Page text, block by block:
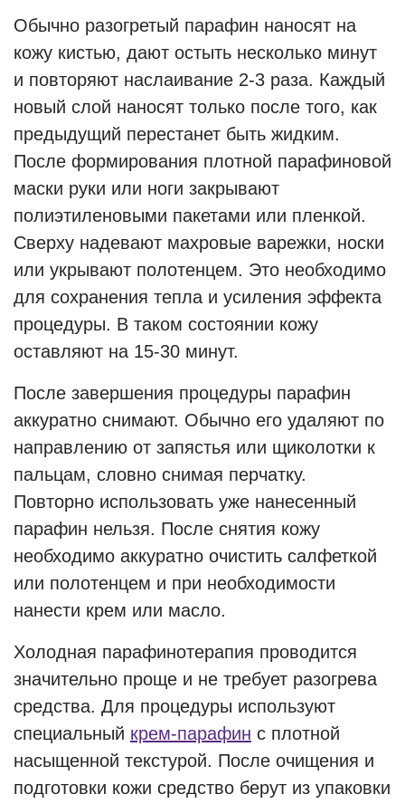
Обычно разогретый парафин наносят на
кожу кистью, дают остыть несколько минут
и повторяют наслаивание 2-3 раза. Каждый
новый слой наносят только после того, как
предыдущий перестанет быть жидким.
После формирования плотной парафиновой
маски руки или ноги закрывают
полиэтиленовыми пакетами или пленкой.
Сверху надевают махровые варежки, носки
или укрывают полотенцем. Это необходимо
для сохранения тепла и усиления эффекта
процедуры. В таком состоянии кожу
оставляют на 15-30 минут.
После завершения процедуры парафин
аккуратно снимают. Обычно его удаляют по
направлению от запястья или щиколотки к
пальцам, словно снимая перчатку.
Повторно использовать уже нанесенный
парафин нельзя. После снятия кожу
необходимо аккуратно очистить салфеткой
или полотенцем и при необходимости
нанести крем или масло.
Холодная парафинотерапия проводится
значительно проще и не требует разогрева
средства. Для процедуры используют
специальный крем-парафин с плотной
насыщенной текстурой. После очищения и
подготовки кожи средство берут из упаковки